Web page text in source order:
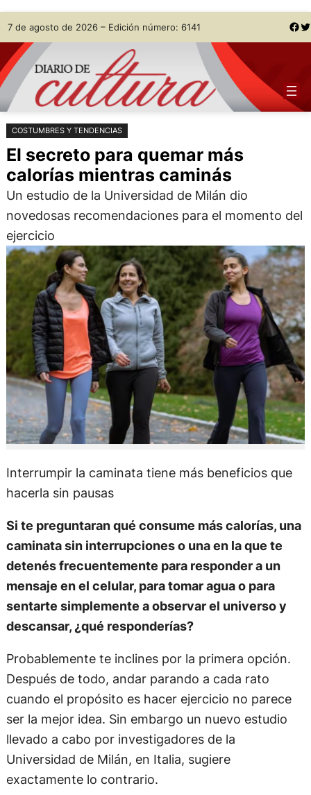
Saltar
al
contenido
Skip
to
content
7 de agosto de 2026 – Edición número: 6141 Facebook Twitter
COSTUMBRES Y TENDENCIAS
El secreto para quemar más
calorías mientras caminás
Un estudio de la Universidad de Milán dio
novedosas recomendaciones para el momento del
ejercicio
Interrumpir la caminata tiene más beneficios que
hacerla sin pausas
Si te preguntaran qué consume más calorías, una
caminata sin interrupciones o una en la que te
detenés frecuentemente para responder a un
mensaje en el celular, para tomar agua o para
sentarte simplemente a observar el universo y
descansar, ¿qué responderías?
Probablemente te inclines por la primera opción.
Después de todo, andar parando a cada rato
cuando el propósito es hacer ejercicio no parece
ser la mejor idea. Sin embargo un nuevo estudio
llevado a cabo por investigadores de la
Universidad de Milán, en Italia, sugiere
exactamente lo contrario.